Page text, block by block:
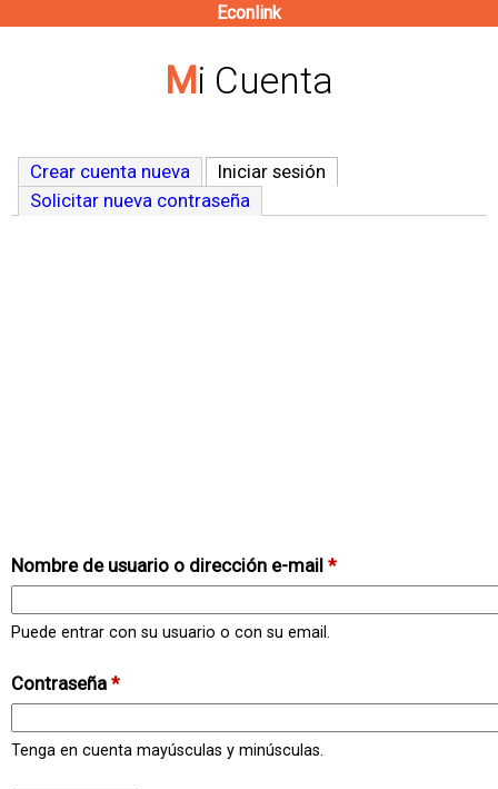
contenido
Econlink
Mi Cuenta
Crear cuenta nueva Iniciar sesión
Solicitar nueva contraseña
Nombre de usuario o dirección e-mail *
Puede entrar con su usuario o con su email.
Contraseña *
Tenga en cuenta mayúsculas y minúsculas.